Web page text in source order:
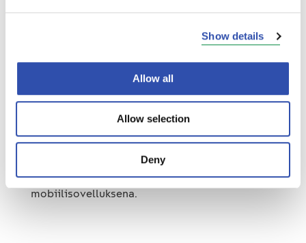
Show details
Allow all
Allow selection
Deny
jestelmistä ja kunnossapidosta vastaa
täsmällisyyttä yhdessä Liikenneviraston sekä
VR:n verkkosivujen liikennetiedotteista
kartalla -palvelunäyttää reaaliaikaisesti,
miten junat kulkevat Suomen kartalla, ja
palvelu on saatavilla myös
mobiilisovelluksena.